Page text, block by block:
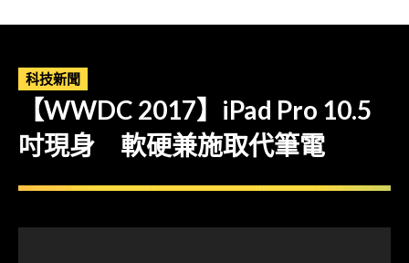
科技新聞
【WWDC 2017】iPad Pro 10.5
吋現身 軟硬兼施取代筆電